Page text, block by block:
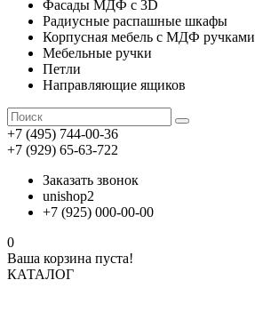
Фасады МДФ с 3D
Радиусные распашные шкафы
Корпусная мебель с МДФ ручками
Мебельные ручки
Петли
Направляющие ящиков
+7 (495) 744-00-36
+7 (929) 65-63-722
Заказать звонок
unishop2
+7 (925) 000-00-00
0
Ваша корзина пуста!
КАТАЛОГ